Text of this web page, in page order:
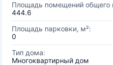
Площадь помещений общего
444.6
Площадь парковки, м²:
0
Тип дома:
Многоквартирный дом